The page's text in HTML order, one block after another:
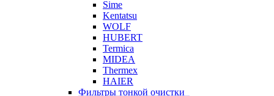
Sime
Kentatsu
WOLF
HUBERT
Termica
MIDEA
Thermex
HAIER
Фильтры тонкой очистки